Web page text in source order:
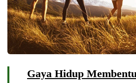
Gaya Hidup